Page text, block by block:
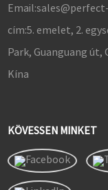
Email:
cím:5. emelet, 2.
Park, Guanguang út,
Kína
KÖVESSEN MINKET